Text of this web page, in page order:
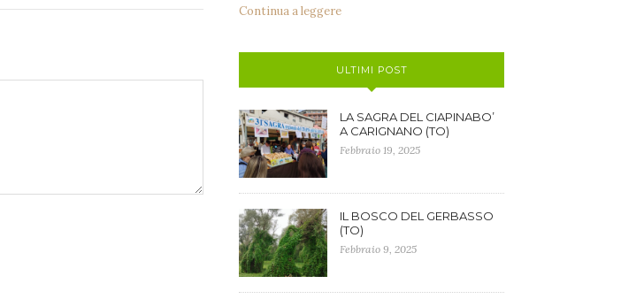
Continua a leggere
ULTIMI POST
LA SAGRA DEL CIAPINABO’
A CARIGNANO (TO)
Febbraio 19, 2025
IL BOSCO DEL GERBASSO
(TO)
Febbraio 9, 2025